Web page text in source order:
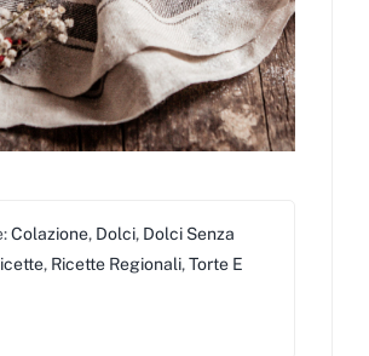
Colazione, Dolci, Dolci Senza
, Ricette Regionali,Torte E